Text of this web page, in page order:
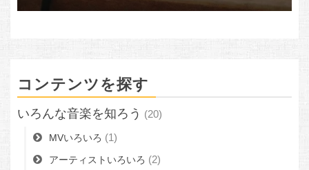
コンテンツを探す
いろんな音楽を知ろう (20)
MVいろいろ (1)
アーティストいろいろ (2)